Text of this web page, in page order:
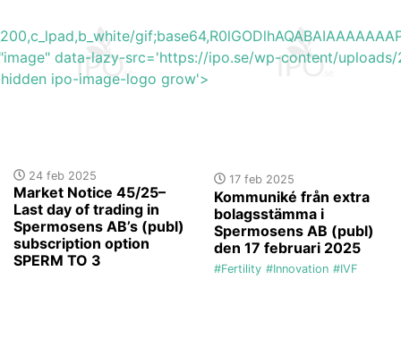
24 feb 2025
Market Notice 45/25–
Last day of trading in
Spermosens AB’s (publ)
subscription option
SPERM TO 3
data-lazy-src='https://ipo.se/wp-content/
ipo-image-logo grow'>
17 feb 2025
Kommuniké från extra
bolagsstämma i
Spermosens AB (publ)
den 17 februari 2025
#Fertility #Innovation #IVF